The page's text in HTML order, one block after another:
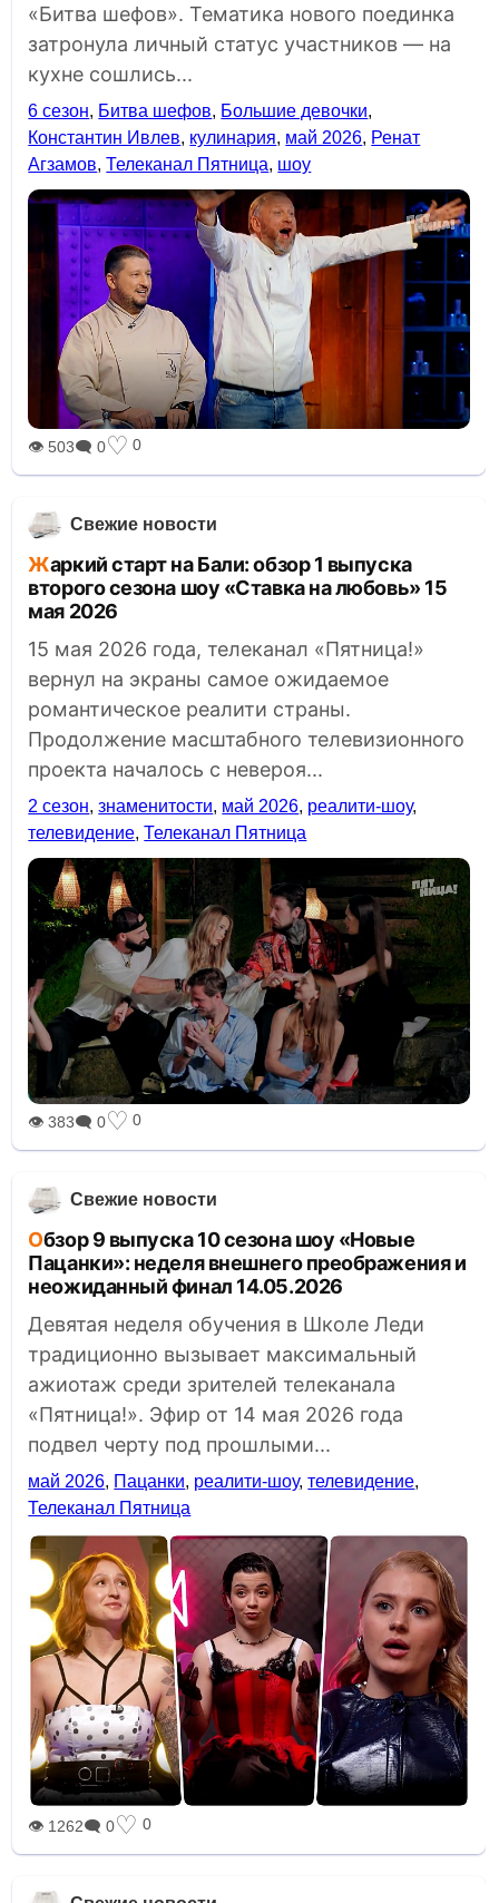
«Битва шефов». Тематика нового поединка
затронула личный статус участников — на
кухне сошлись...
6 сезон, Битва шефов, Большие девочки,
Константин Ивлев, кулинария, май 2026, Ренат
Агзамов,Телеканал Пятница, шоу
👁 503🗨 0♡ 0
Свежие новости
Жаркий старт на Бали: обзор 1 выпуска
второго сезона шоу «Ставка на любовь» 15
мая 2026
15 мая 2026 года, телеканал «Пятница!»
вернул на экраны самое ожидаемое
романтическое реалити страны.
Продолжение масштабного телевизионного
проекта началось с невероя...
2 сезон,знаменитости, май 2026, реалити-шоу,
телевидение,Телеканал Пятница
👁 383🗨 0♡ 0
Свежие новости
Обзор 9 выпуска 10 сезона шоу «Новые
Пацанки»: неделя внешнего преображения и
неожиданный финал 14.05.2026
Девятая неделя обучения в Школе Леди
традиционно вызывает максимальный
ажиотаж среди зрителей телеканала
«Пятница!». Эфир от 14 мая 2026 года
подвел черту под прошлыми...
май 2026, Пацанки, реалити-шоу,телевидение,
Телеканал Пятница
👁 1262🗨 0♡ 0